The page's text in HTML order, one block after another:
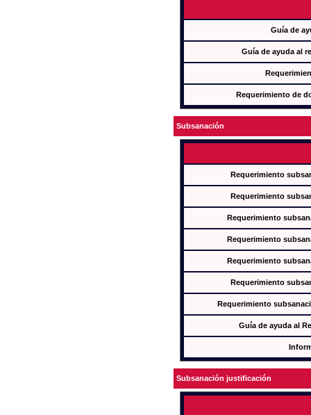
Guía de
Guía de ayuda al
Requerimiento de
Subsanación
Requerimiento
Requerimiento
Requerimiento
Requerimiento
Requerimiento
Requerimiento
Requerimiento
Guía de ayuda al
Subsanación justificación